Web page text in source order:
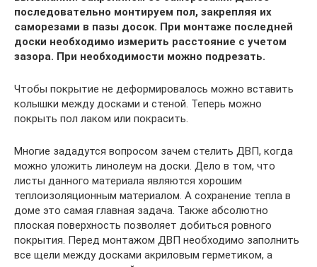
последовательно монтируем пол, закрепляя их
саморезами в пазы досок. При монтаже последней
доски необходимо измерить расстояние с учетом
зазора. При необходимости можно подрезать.
Чтобы покрытие не деформировалось можно вставить
колышки между досками и стеной. Теперь можно
покрыть пол лаком или покрасить.
Многие зададутся вопросом зачем стелить ДВП, когда
можно уложить линолеум на доски. Дело в том, что
листы данного материала являются хорошим
теплоизоляционным материалом. А сохранение тепла в
доме это самая главная задача. Также абсолютно
плоская поверхность позволяет добиться ровного
покрытия. Перед монтажом ДВП необходимо заполнить
все щели между досками акриловым герметиком, а